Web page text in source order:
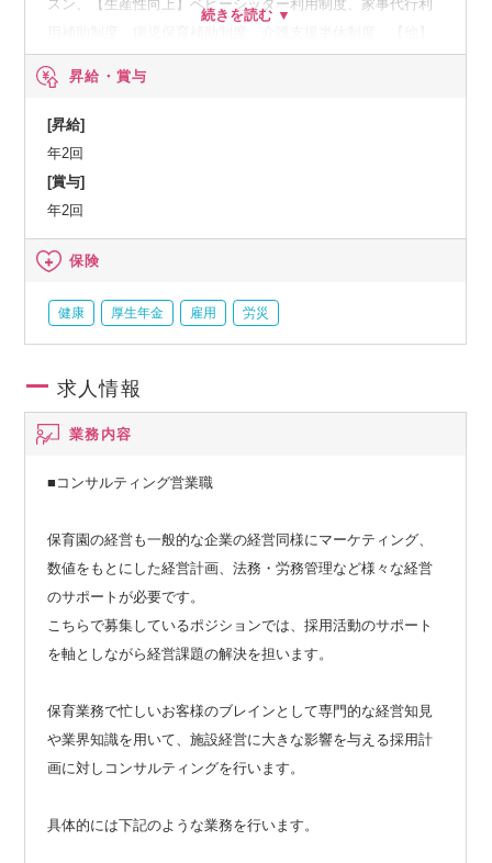
スン、【生産性向上】ベビーシッター利用制度、家事代行利
み企業年金（2024年2月より導入予定）※確定給付企業年金
（DB）の一つで、退職金制度も兼ね備えた年金制度です。
昇給・賞与
[昇給]
年2回
[賞与]
年2回
保険
健康 厚生年金 雇用 労災
求人情報
業務内容
■コンサルティング営業職
保育園の経営も一般的な企業の経営同様にマーケティング、
数値をもとにした経営計画、法務・労務管理など様々な経営
のサポートが必要です。
こちらで募集しているポジションでは、採用活動のサポート
を軸としながら経営課題の解決を担います。
保育業務で忙しいお客様のブレインとして専門的な経営知見
や業界知識を用いて、施設経営に大きな影響を与える採用計
画に対しコンサルティングを行います。
具体的には下記のような業務を行います。